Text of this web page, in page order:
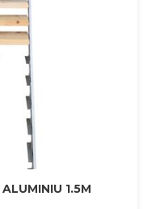
1.5M